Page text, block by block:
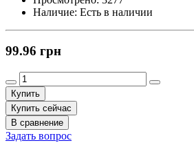
Наличие: Есть в наличии
99.96 грн
Купить
Купить сейчас
В сравнение
Задать вопрос